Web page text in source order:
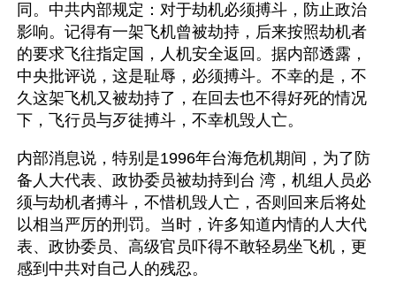
同。中共内部规定：对于劫机必须搏斗，防止政治
影响。记得有一架飞机曾被劫持，后来按照劫机者
的要求飞往指定国，人机安全返回。据内部透露，
中央批评说，这是耻辱，必须搏斗。不幸的是，不
久这架飞机又被劫持了，在回去也不得好死的情况
下，飞行员与歹徒搏斗，不幸机毁人亡。
内部消息说，特别是1996年台海危机期间，为了防
备人大代表、政协委员被劫持到台 湾，机组人员必
须与劫机者搏斗，不惜机毁人亡，否则回来后将处
以相当严厉的刑罚。当时，许多知道内情的人大代
表、政协委员、高级官员吓得不敢轻易坐飞机，更
感到中共对自己人的残忍。